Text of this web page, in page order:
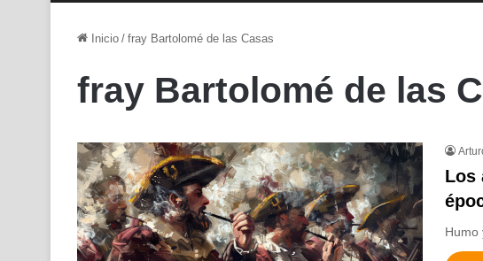
Inicio / fray Bartolomé de las Casas
fray Bartolomé de las
Los
Humo